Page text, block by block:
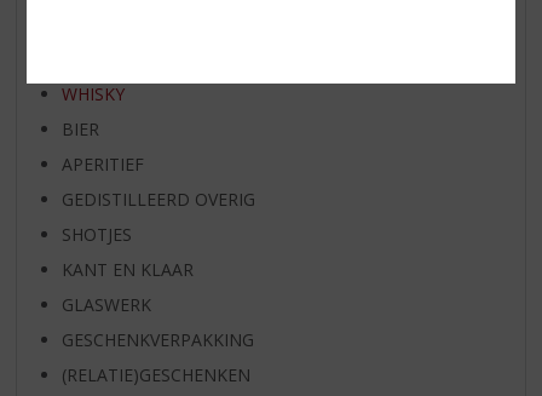
WHISKY
BIER
APERITIEF
GEDISTILLEERD OVERIG
SHOTJES
KANT EN KLAAR
GLASWERK
GESCHENKVERPAKKING
(RELATIE)GESCHENKEN